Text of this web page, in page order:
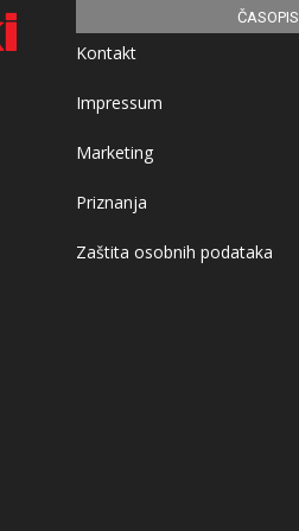
ČASOPIS
Kontakt
Impressum
Marketing
Priznanja
Zaštita osobnih podataka